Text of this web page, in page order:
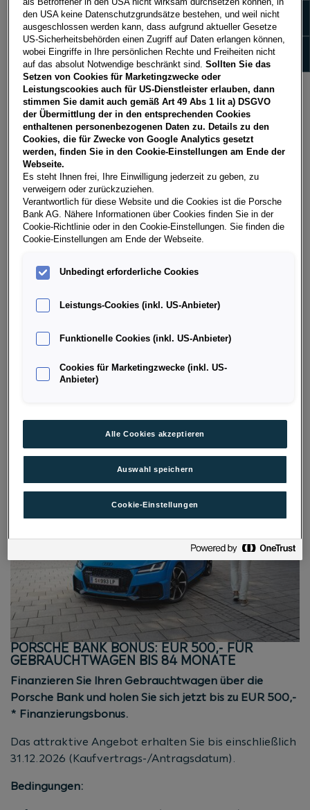
Zeige
Zeige
VOLKSWAGEN NUTZFAHRZEUGE: EUR 1.000,-
FINANZIERUNGSBONUS!
Profitieren Sie jetzt bei Finanzierung von Volkswagen
Nutzfahrzeuge Modellen von sensationellen EUR
1.000.-* Finanzierungsbonus über die Porsche Bank.
Das attraktive Angebot erhalten Sie bis einschließlich
31.12.2026 (Kaufvertrags-/Antragsdatum).
Bedingungen:
Monate Laufzeit
Jungwagenfinden Siehier.
bei Finanzierung eines Neuwagens der Marke VW
Nutzfahrzeuge über die Porsche Bank. Aktion gültig
bis 31.12.2026 (Kaufvertrags-/Antragsdatum).
Mindestlaufzeit 36 Monate, Mindest-Nettokredit 50 %
kart. Nachlass inkl. USt. und NoVA und wird vom
Sonderkalkulationen für Flottenkunden, Behörden,
ARAC-Fahrzeuge, Botschaften und Diplomaten. Stand
08/2026
PORSCHE BANK BONUS: EUR 500,- FÜR
GEBRAUCHTWAGEN BIS 84 MONATE
Finanzieren Sie Ihren Gebrauchtwagen über die
Porsche Bank und holen Sie sich jetzt bis zu EUR 500,-
* Finanzierungsbonus.
Das attraktive Angebot erhalten Sie bis einschließlich
31.12.2026 (Kaufvertrags-/Antragsdatum).
Bedingungen:
als Betroffener in den USA nicht wirksam durchsetzen können, in
den USA keine Datenschutzgrundsätze bestehen, und weil nicht
ausgeschlossen werden kann, dass aufgrund aktueller Gesetze
US-Sicherheitsbehörden einen Zugriff auf Daten erlangen können,
wobei Eingriffe in Ihre persönlichen Rechte und Freiheiten nicht
auf das absolut Notwendige beschränkt sind.Sollten Sie das
Setzen von Cookies für Marketingzwecke oder
Leistungscookies auch für US-Dienstleister erlauben, dann
stimmen Sie damit auch gemäß Art 49 Abs 1 lit a) DSGVO
der Übermittlung der in den entsprechenden Cookies
enthaltenen personenbezogenen Daten zu. Details zu den
Cookies, die für Zwecke von Google Analytics gesetzt
werden, finden Sie in den Cookie-Einstellungen am Ende der
Webseite.
Es steht Ihnen frei, Ihre Einwilligung jederzeit zu geben, zu
verweigern oder zurückzuziehen.
Verantwortlich für diese Website und die Cookies ist die Porsche
Bank AG. Nähere Informationen über Cookies finden Sie in der
Cookie-Richtlinie oder in den Cookie-Einstellungen. Sie finden die
Cookie-Einstellungen am Ende der Webseite.
Unbedingt erforderliche Cookies
Leistungs-Cookies (inkl. US-Anbieter)
Funktionelle Cookies (inkl. US-Anbieter)
Cookies für Marketingzwecke (inkl. US-
Anbieter)
Alle Cookies akzeptieren
Auswahl speichern
Cookie-Einstellungen